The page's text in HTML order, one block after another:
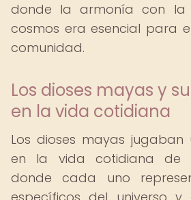
donde la armonía con la
cosmos era esencial para
comunidad.
Los dioses mayas y
en la vida cotidiana
Los dioses mayas
en la vida cotidiana de
donde cada uno